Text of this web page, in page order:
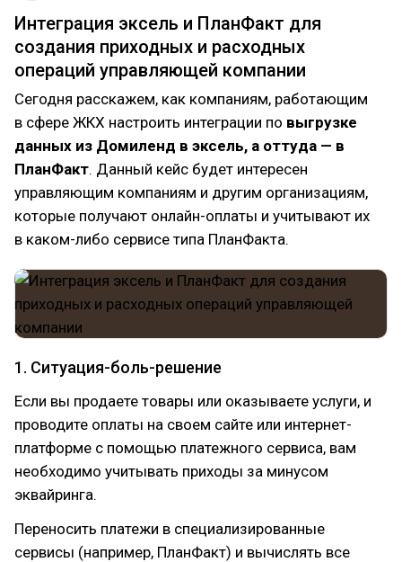
Интеграция эксель и ПланФакт для
создания приходных и расходных
операций управляющей компании
Сегодня расскажем, как компаниям, работающим
в сфере ЖКХ настроить интеграции по выгрузке
данных из Домиленд в эксель, а оттуда — в
ПланФакт. Данный кейс будет интересен
управляющим компаниям и другим организациям,
которые получают онлайн-оплаты и учитывают их
в каком-либо сервисе типа ПланФакта.
1. Ситуация-боль-решение
Если вы продаете товары или оказываете услуги, и
проводите оплаты на своем сайте или интернет-
платформе с помощью платежного сервиса, вам
необходимо учитывать приходы за минусом
эквайринга.
Переносить платежи в специализированные
сервисы (например, ПланФакт) и вычислять все